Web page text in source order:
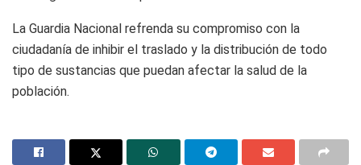
La Guardia Nacional refrenda su compromiso con la
ciudadanía de inhibir el traslado y la distribución de todo
tipo de sustancias que puedan afectar la salud de la
población.